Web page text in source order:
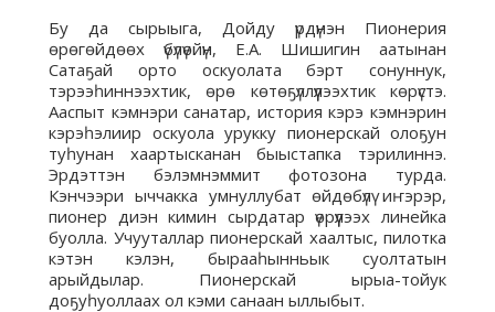
Бу да сырыыга, Дойду үрдүнэн Пионерия
өрөгөйдөөх үбүлүөйүн, Е.А. Шишигин аатынан
Сатаҕай орто оскуолата бэрт сонуннук,
тэрээһиннээхтик, өрө көтөҕүллүүлээхтик көрүстэ.
Ааспыт кэмнэри санатар, история кэрэ кэмнэрин
кэрэһэлиир оскуола урукку пионерскай олоҕун
туһунан хаартысканан быыстапка тэрилиннэ.
Эрдэттэн бэлэмнэммит фотозона турда.
Кэнчээри ыччакка умнуллубат өйдөбүлү иҥэрэр,
пионер диэн кимин сырдатар үөрүүлээх линейка
буолла. Учууталлар пионерскай хаалтыс, пилотка
кэтэн кэлэн, бырааһынньык суолтатын
арыйдылар. Пионерскай ырыа-тойук
доҕуһуоллаах ол кэми санаан ыллыбыт.